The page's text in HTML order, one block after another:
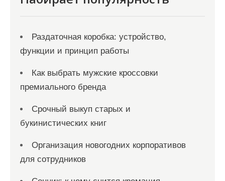
м
Раздаточная коробка: устройство,
функции и принцип работы
Как выбрать мужские кроссовки
премиального бренда
Срочный выкуп старых и
букинистических книг
Организация новогодних корпоративов
для сотрудников